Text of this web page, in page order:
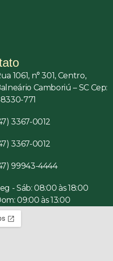
1061, n° 301, Centro,
Camboriú – SC Cep:
771
3367-0012
3367-0012
99943-4444
- Sáb: 08:00 às 18:00
09:00 às 13:00